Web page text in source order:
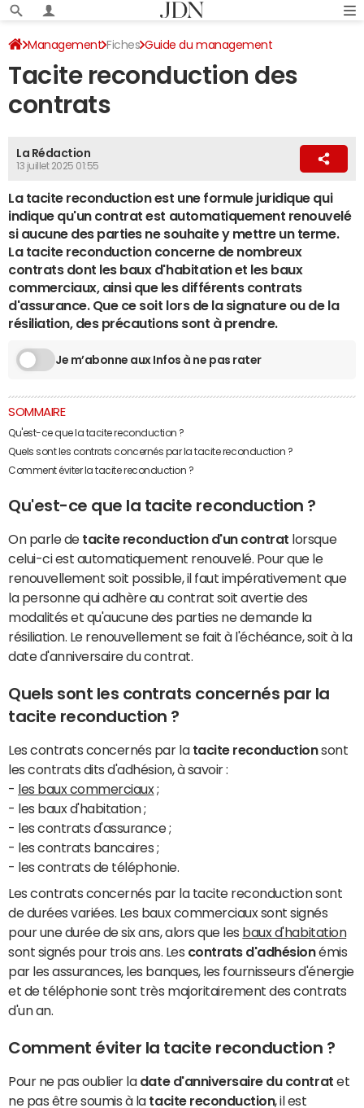
Management Fiches Guide du management
Gestion d’entreprise
Tacite reconduction des
contrats
La Rédaction
13 juillet 2025 01:55
La tacite reconduction est une formule juridique qui
indique qu'un contrat est automatiquement renouvelé
si aucune des parties ne souhaite y mettre un terme.
La tacite reconduction concerne de nombreux
contrats dont les baux d'habitation et les baux
commerciaux, ainsi que les différents contrats
d'assurance. Que ce soit lors de la signature ou de la
résiliation, des précautions sont à prendre.
Je m’abonne aux Infos à ne pas rater
SOMMAIRE
Qu'est-ce que la tacite reconduction ?
Quels sont les contrats concernés par la tacite reconduction ?
Comment éviter la tacite reconduction ?
Qu'est-ce que la tacite reconduction ?
On parle de tacite reconduction d'un contrat lorsque
celui-ci est automatiquement renouvelé. Pour que le
renouvellement soit possible, il faut impérativement que
la personne qui adhère au contrat soit avertie des
modalités et qu'aucune des parties ne demande la
résiliation. Le renouvellement se fait à l'échéance, soit à la
date d'anniversaire du contrat.
Quels sont les contrats concernés par la
tacite reconduction ?
Les contrats concernés par la tacite reconductionsont
les contrats dits d'adhésion, à savoir :
- les baux commerciaux;
- les baux d'habitation ;
- les contrats d'assurance ;
- les contrats bancaires ;
- les contrats de téléphonie.
Les contrats concernés par la tacite reconduction sont
de durées variées. Les baux commerciaux sont signés
pour une durée de six ans, alors que les baux d'habitation
sont signés pour trois ans. Les contrats d'adhésionémis
par les assurances, les banques, les fournisseurs d'énergie
et de téléphonie sont très majoritairement des contrats
d'un an.
Comment éviter la tacite reconduction ?
Pour ne pas oublier la date d'anniversaire du contrat et
ne pas être soumis à la tacite reconduction, il est